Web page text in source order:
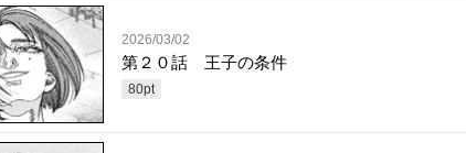
2026/03/02
第２０話 王子の条件
80pt